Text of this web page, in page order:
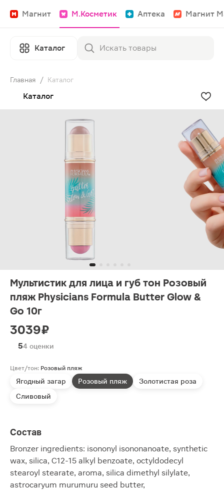
Магнит М.Косметик Аптека Магнит
Каталог
Главная / Каталог
Каталог
Мультистик для лица и губ тон Розовый
пляж Physicians Formula Butter Glow &
Go 10г
3039 ₽
54 оценки
Цвет/тон: Розовый пляж
Ягодный загар Розовый пляж
Золотистая роза
Сливовый
Состав
Bronzer ingredients: isononyl isononanoate, synthetic
wax, silica, C12-15 alkyl benzoate, octyldodecyl
stearoyl stearate, aroma, silica dimethyl silylate,
astrocaryum murumuru seed butter,